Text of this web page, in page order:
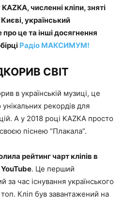
численні кліпи, зняті
український
це та інші досягнення
Радіо МАКСИМУМ!
СВІТ
в українській музиці, це
рекордів для
А у 2018 році KAZKA просто
піснею “Плакала”.
рейтинг чарт кліпів в
. Це перший
за час існування українського
топ. Кліп був завантажений на